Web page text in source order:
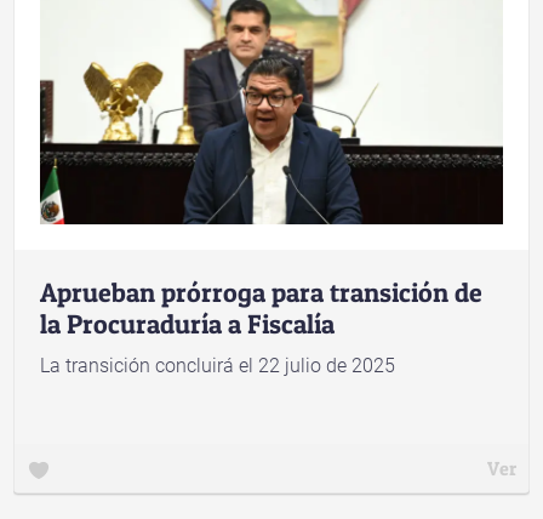
Aprueban prórroga para transición de
la Procuraduría a Fiscalía
La transición concluirá el 22 julio de 2025
Ver